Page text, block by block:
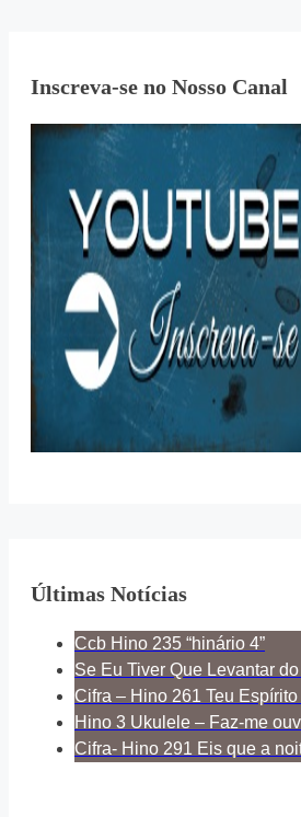
Inscreva-se no Nosso Canal
Últimas Notícias
Ccb Hino 235 “hinário 4”
Se Eu Tiver Que Levantar
Cifra – Hino 261 Teu
Hino 3 Ukulele – Faz-me
Cifra- Hino 291 Eis que a